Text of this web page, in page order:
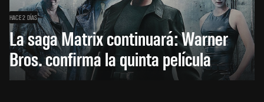
HACE 2 DÍAS
La saga Matrix continuará: Warner
Bros. confirma la quinta película